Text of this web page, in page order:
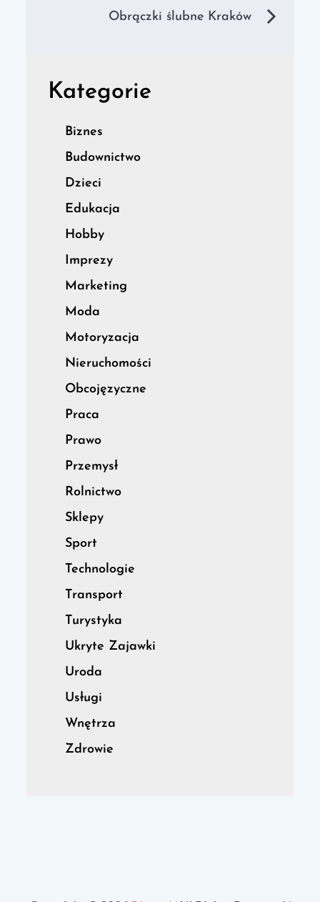
wpisuObrączki ślubne Kraków
Kategorie
Biznes
Budownictwo
Dzieci
Edukacja
Hobby
Imprezy
Marketing
Moda
Motoryzacja
Nieruchomości
Obcojęzyczne
Praca
Prawo
Przemysł
Rolnictwo
Sklepy
Sport
Technologie
Transport
Turystyka
Ukryte Zajawki
Uroda
Usługi
Wnętrza
Zdrowie